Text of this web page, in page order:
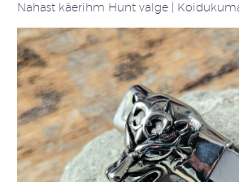
Nahast käerihm Hunt valge |